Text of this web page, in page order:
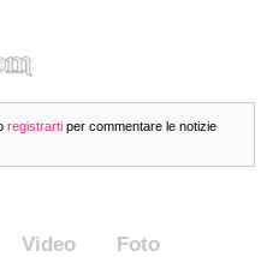
registrarti per commentare le notizie
Video
Foto